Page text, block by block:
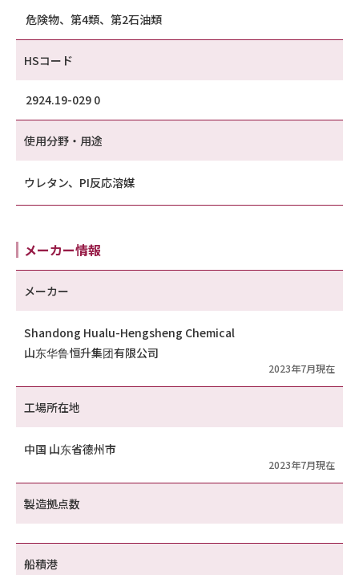
危険物、第4類、第2石油類
HSコード
2924.19-029 0
使用分野・用途
ウレタン、PI反応溶媒
メーカー情報
メーカー
Shandong Hualu-Hengsheng Chemical
山东华鲁恒升集团有限公司
2023年7月現在
工場所在地
中国 山东省德州市
2023年7月現在
製造拠点数
船積港